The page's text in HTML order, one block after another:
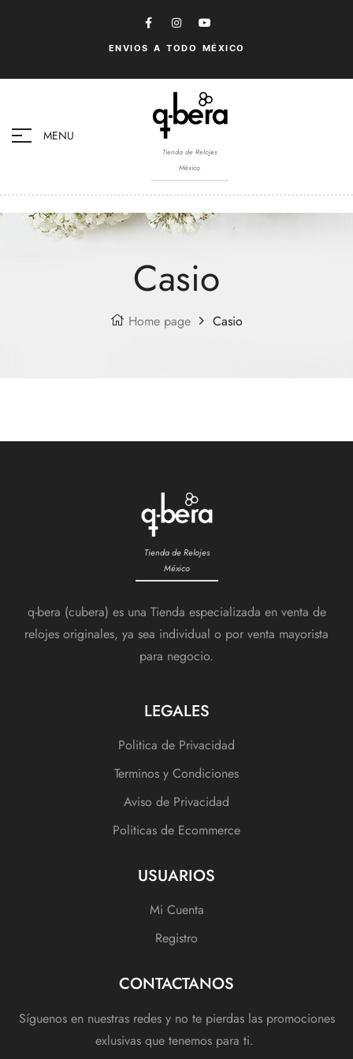
ENVIOS A TODO MÉXICO
MENU
Tienda de Relojes
México
Casio
Home page Casio
Tienda de Relojes
México
q-bera (cubera) es una Tienda especializada en venta de
relojes originales, ya sea individual o por venta mayorista
para negocio.
LEGALES
Politica de Privacidad
Terminos y Condiciones
Aviso de Privacidad
Politicas de Ecommerce
USUARIOS
Mi Cuenta
Registro
CONTACTANOS
Síguenos en nuestras redes y no te pierdas las promociones
exlusivas que tenemos para ti.